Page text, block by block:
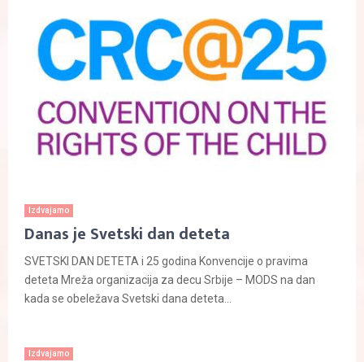
Izdvajamo
Danas je Svetski dan deteta
SVETSKI DAN DETETA i 25 godina Konvencije o pravima
deteta Mreža organizacija za decu Srbije – MODS na dan
kada se obeležava Svetski dana deteta...
Izdvajamo